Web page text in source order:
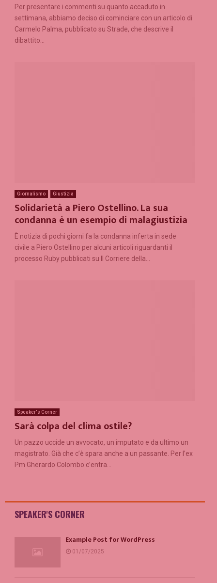
Per presentare i commenti su quanto accaduto in
settimana, abbiamo deciso di cominciare con un articolo di
Carmelo Palma, pubblicato su Strade, che descrive il
dibattito...
Giornalismo Giustizia
Solidarietà a Piero Ostellino. La sua
condanna è un esempio di malagiustizia
È notizia di pochi giorni fa la condanna inferta in sede
civile a Piero Ostellino per alcuni articoli riguardanti il
processo Ruby pubblicati su Il Corriere della...
Speaker's Corner
Sarà colpa del clima ostile?
Un pazzo uccide un avvocato, un imputato e da ultimo un
magistrato. Già che c’è spara anche a un passante. Per l’ex
Pm Gherardo Colombo c’entra...
SPEAKER'S CORNER
Example Post for WordPress
01/07/2025